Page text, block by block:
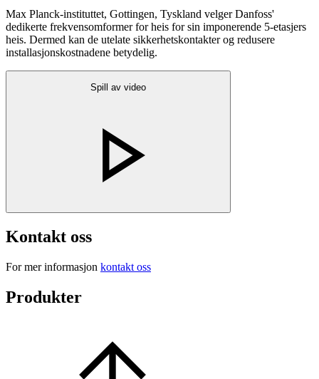
Max Planck-instituttet, Gottingen, Tyskland velger Danfoss'
dedikerte frekvensomformer for heis for sin imponerende 5-etasjers
heis. Dermed kan de utelate sikkerhetskontakter og redusere
installasjonskostnadene betydelig.
Spill av video
Kontakt oss
For mer informasjon kontakt oss
Produkter